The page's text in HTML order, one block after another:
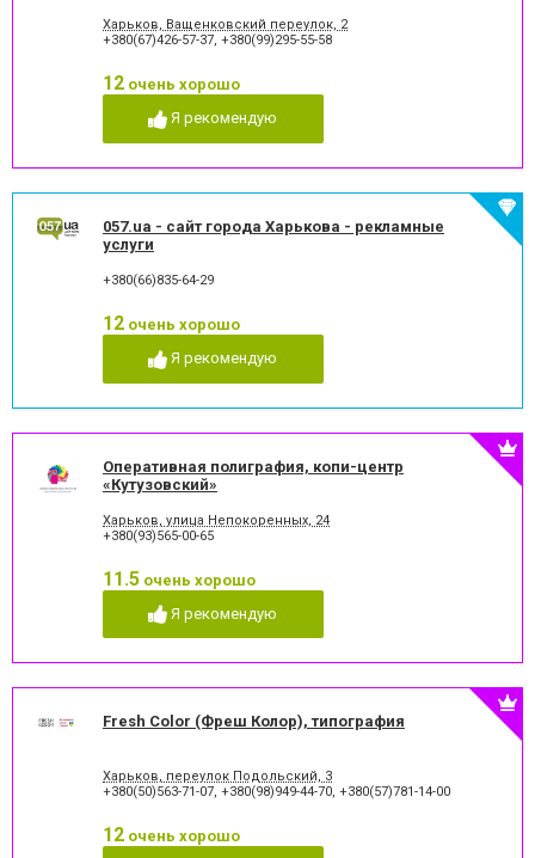
Харьков, Ващенковский переулок, 2
+380(67)426-57-37, +380(99)295-55-58
12 очень хорошо
Я рекомендую
057.ua - сайт города Харькова - рекламные
услуги
+380(66)835-64-29
12 очень хорошо
Я рекомендую
Оперативная полиграфия, копи-центр
«Кутузовский»
Харьков, улица Непокоренных, 24
+380(93)565-00-65
11.5 очень хорошо
Я рекомендую
Fresh Color (Фреш Колор), типография
Харьков, переулок Подольский, 3
+380(50)563-71-07 +380(98)949-44-70 +380(57)781-14-00
12 очень хорошо